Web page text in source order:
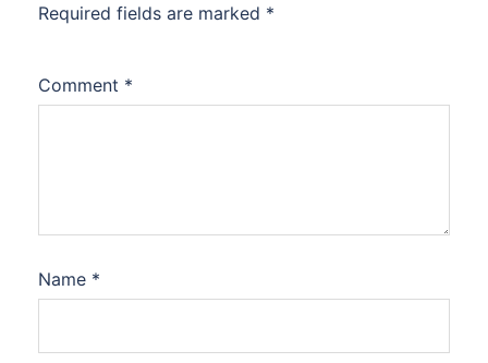
Required fields are marked *
Comment *
Name *